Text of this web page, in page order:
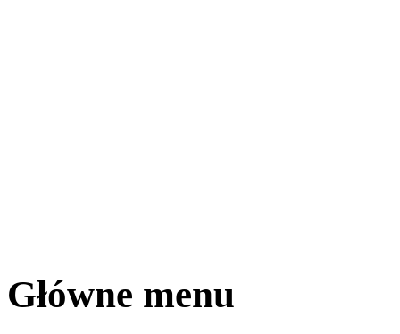
Główne menu